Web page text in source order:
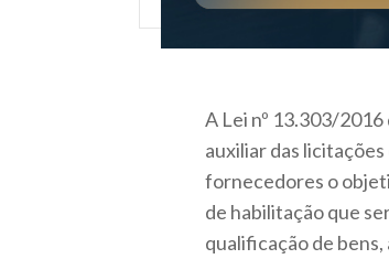
A Lei nº 13.303/
auxiliar das
fornecedores o
de habilitação que
qualificação de